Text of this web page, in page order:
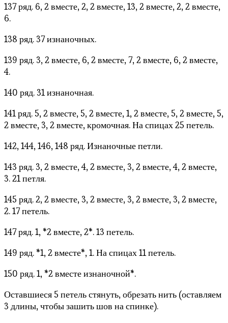
137 ряд. 6, 2 вместе, 2, 2 вместе, 13, 2 вместе, 2, 2 вместе,
6.
138 ряд. 37 изнаночных.
139 ряд. 3, 2 вместе, 6, 2 вместе, 7, 2 вместе, 6, 2 вместе,
4.
140 ряд. 31 изнаночная.
141 ряд. 5, 2 вместе, 5, 2 вместе, 1, 2 вместе, 5, 2 вместе, 5,
2 вместе, 3, 2 вместе, кромочная. На спицах 25 петель.
142, 144, 146, 148 ряд. Изнаночные петли.
143 ряд. 3, 2 вместе, 4, 2 вместе, 3, 2 вместе, 4, 2 вместе,
3. 21 петля.
145 ряд. 2, 2 вместе, 3, 2 вместе, 3, 2 вместе, 3, 2 вместе,
2. 17 петель.
147 ряд. 1, *2 вместе, 2*. 13 петель.
149 ряд. *1, 2 вместе*, 1. На спицах 11 петель.
150 ряд. 1, *2 вместе изнаночной*.
Оставшиеся 5 петель стянуть, обрезать нить (оставляем
3 длины, чтобы зашить шов на спинке).